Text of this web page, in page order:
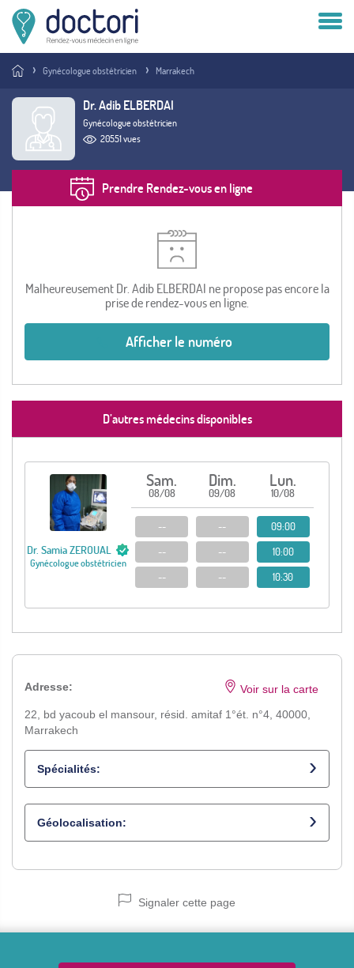
Compte médecin
Vous êtes médecin ?
Gynécologue obstétricien Marrakech
Dr. Adib ELBERDAI
Gynécologue obstétricien
20551 vues
Prendre Rendez-vous en ligne
Malheureusement Dr. Adib ELBERDAI ne propose pas encore la
prise de rendez-vous en ligne.
Afficher le numéro
D’autres médecins disponibles
Dr. Samia ZEROUAL
Gynécologue obstétricien
Sam.
08/08
Dim.
09/08
Lun.
10/08
--
--
--
--
--
--
09:00
10:00
10:30
Adresse:
22, bd yacoub el mansour, résid. amitaf 1°ét. n°4, 40000,
Marrakech
Voir sur la carte
Spécialités:
Gynécologue obstétricien
Géolocalisation:
Signaler cette page